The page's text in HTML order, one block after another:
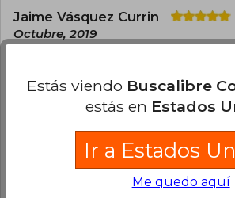
Jaime Vásquez Currin
Octubre, 2019
Esta opinión es útil 5
¿Leíste este libro? Inicia sesión
agregar tu propia evaluación.
Estás viendo Buscalibre
estás en Estados
Ir a Estados
Me quedo aquí